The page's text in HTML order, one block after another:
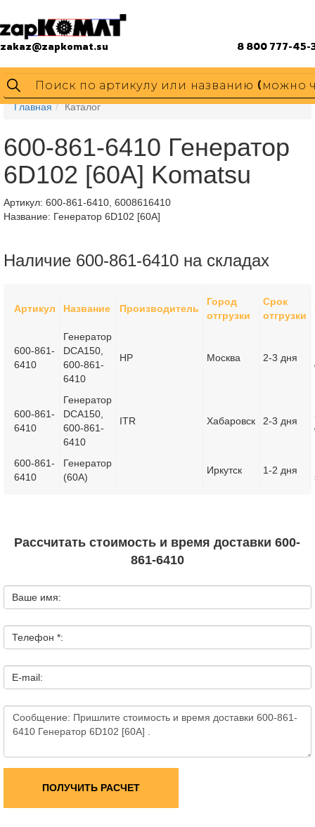
zakaz@zapkomat.su 8 800 777-45-
Главная Каталог
600-861-6410 Генератор
6D102 [60A] Komatsu
Артикул: 600-861-6410, 6008616410
Название: Генератор 6D102 [60A]
Наличие 600-861-6410 на складах
Артикул Название Производитель
Город
отгрузки
Срок
отгрузки
600-861-
6410
Генератор
DCA150,
600-861-
6410
HP Москва 2-3 дня
600-861-
6410
Генератор
DCA150,
600-861-
6410
ITR Хабаровск 2-3 дня
600-861-
6410
Генератор
(60А)
Иркутск 1-2 дня
Рассчитать стоимость и время доставки 600-
861-6410
Ваше имя:
Телефон *:
E-mail:
ПОЛУЧИТЬ РАСЧЕТ